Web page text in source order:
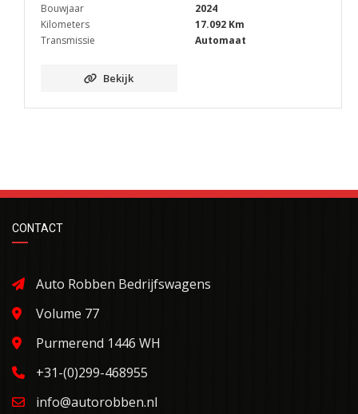
Bouwjaar
2024
Kilometers
17.092 Km
Transmissie
Automaat
Bekijk
CONTACT
Auto Robben Bedrijfswagens
Volume 77
Purmerend 1446 WH
+31-(0)299-468955
info@autorobben.nl